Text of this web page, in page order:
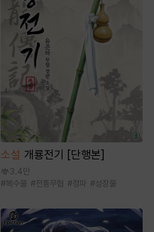
소설 개룡전기 [단행본]
3.4만
#복수물 #전통무협 #정파 #성장물